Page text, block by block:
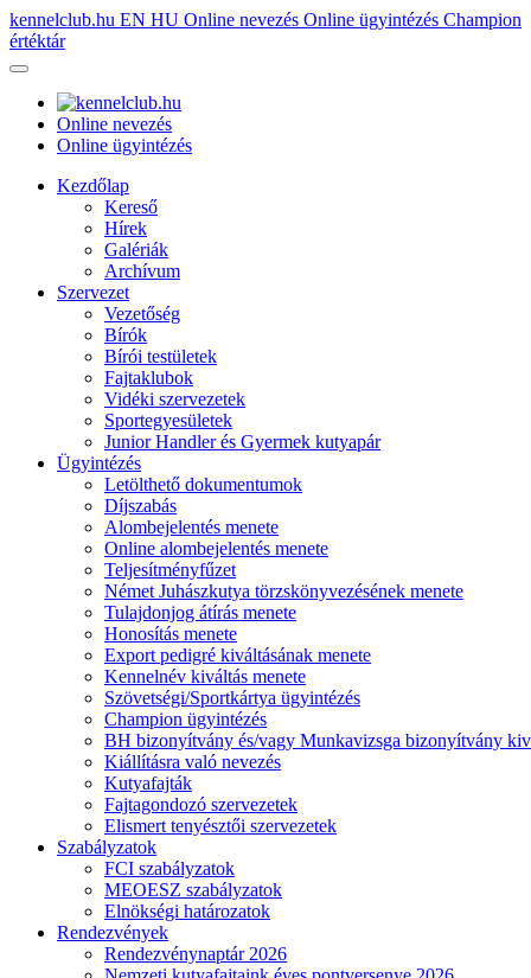
kennelclub.hu EN HU Online nevezés Online ügyintézés Champion
értéktár
Online nevezés
Online ügyintézés
Kezdőlap
Kereső
Hírek
Galériák
Archívum
Szervezet
Vezetőség
Bírók
Bírói testületek
Fajtaklubok
Vidéki szervezetek
Sportegyesületek
Junior Handler és Gyermek kutyapár
Ügyintézés
Letölthető dokumentumok
Díjszabás
Alombejelentés menete
Online alombejelentés menete
Teljesítményfűzet
Német Juhászkutya törzskönyvezésének menete
Tulajdonjog átírás menete
Honosítás menete
Export pedigré kiváltásának menete
Kennelnév kiváltás menete
Szövetségi/Sportkártya ügyintézés
Champion ügyintézés
BH bizonyítvány és/vagy Munkavizsga bizonyítvány
Kiállításra való nevezés
Kutyafajták
Fajtagondozó szervezetek
Elismert tenyésztői szervezetek
Szabályzatok
FCI szabályzatok
MEOESZ szabályzatok
Elnökségi határozatok
Rendezvények
Rendezvénynaptár 2026